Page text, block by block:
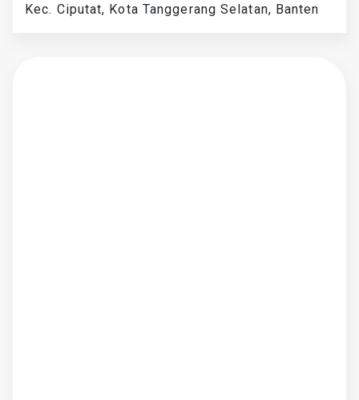
Kec. Ciputat, Kota Tanggerang Selatan, Banten